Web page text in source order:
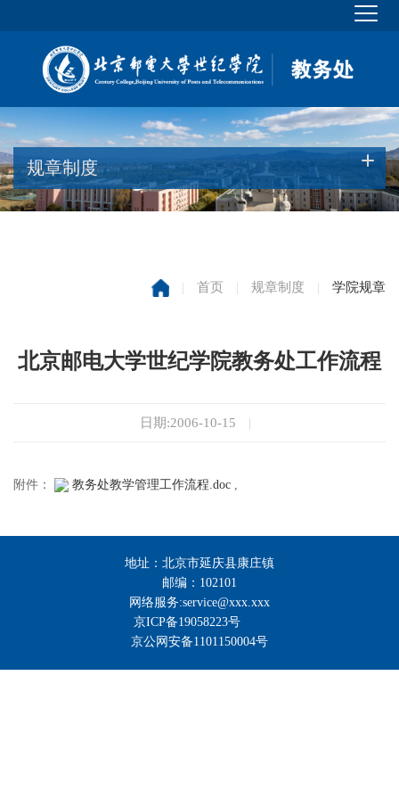
规章制度
| 首页 | 规章制度 | 学院规章
北京邮电大学世纪学院教务处工作流程
日期:2006-10-15 |
附件： 教务处教学管理工作流程.doc
地址：北京市延庆县康庄镇
邮编：102101
网络服务:service@xxx.xxx
京ICP备19058223号
京公网安备1101150004号